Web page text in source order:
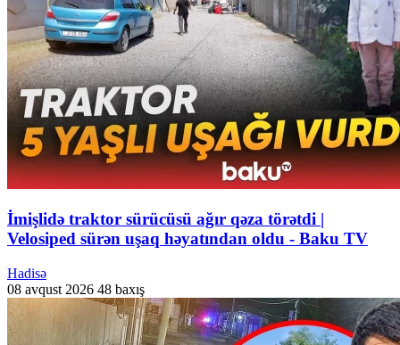
İmişlidə traktor sürücüsü ağır qəza törətdi |
Velosiped sürən uşaq həyatından oldu - Baku TV
Hadisə
08 avqust 2026 48 baxış